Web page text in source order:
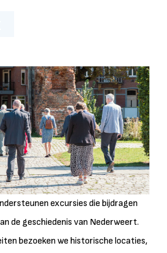
excursies die bijdragen
de geschiedenis van Nederweert.
bezoeken we historische locaties,